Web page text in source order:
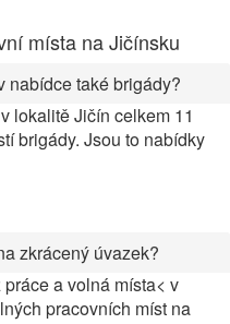
místa na Jičínsku
nabídce také brigády?
lokalitě Jičín celkem 11
brigády. Jsou to nabídky
zkrácený úvazek?
a volná místa< v
pracovních míst na